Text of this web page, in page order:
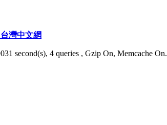
灣中文網
second(s), 4 queries , Gzip On, Memcache On.